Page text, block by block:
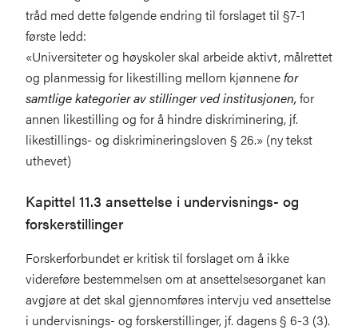
tråd med dette følgende endring til forslaget til §7-1
første ledd:
«Universiteter og høyskoler skal arbeide aktivt, målrettet
og planmessig for likestilling mellom kjønnenefor
samtlige kategorier av stillinger ved institusjonen, for
annen likestilling og for å hindre diskriminering, jf.
likestillings- og diskrimineringsloven § 26.» (ny tekst
uthevet)
Kapittel 11.3 ansettelse i undervisnings- og
forskerstillinger
Forskerforbundet er kritisk til forslaget om å ikke
videreføre bestemmelsen om at ansettelsesorganet kan
avgjøre at det skal gjennomføres intervju ved ansettelse
i undervisnings- og forskerstillinger, jf. dagens § 6-3 (3).